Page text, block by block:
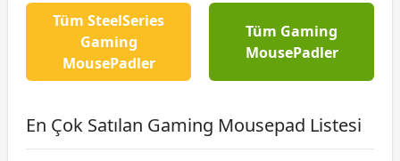
Tüm SteelSeries
Gaming
MousePadler
Tüm Gaming
MousePadler
En Çok Satılan Gaming Mousepad Listesi